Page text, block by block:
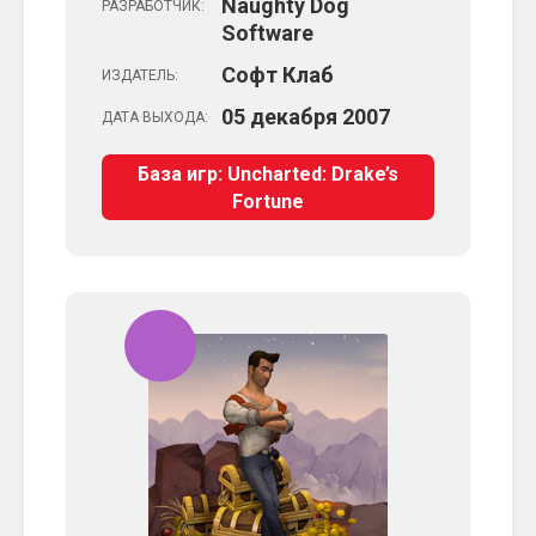
РАЗРАБОТЧИК:
Naughty Dog
Software
ИЗДАТЕЛЬ: Софт Клаб
ДАТА ВЫХОДА: 05 декабря 2007
База игр: Uncharted: Drake’s
Fortune